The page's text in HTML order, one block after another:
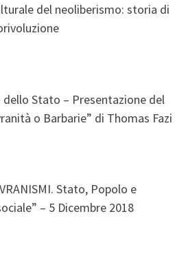
del neoliberismo: storia di
Stato – Presentazione del
o Barbarie” di Thomas Fazi
Stato, Popolo e
– 5 Dicembre 2018